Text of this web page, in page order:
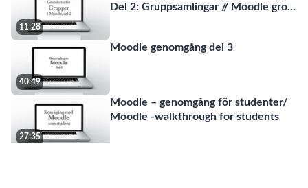
11:28
Del 2: Gruppsamlingar // Moodle gro...
40:49
Moodle genomgång del 3
27:35
Moodle – genomgång för studenter/
Moodle -walkthrough for students